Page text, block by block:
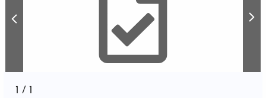
1 / 1